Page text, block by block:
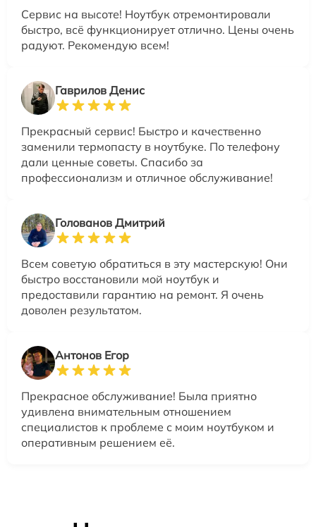
Сервис на высоте! Ноутбук отремонтировали
быстро, всё функционирует отлично. Цены очень
радуют. Рекомендую всем!
Гаврилов Денис
Прекрасный сервис! Быстро и качественно
заменили термопасту в ноутбуке. По телефону
дали ценные советы. Спасибо за
профессионализм и отличное обслуживание!
Голованов Дмитрий
Всем советую обратиться в эту мастерскую! Они
быстро восстановили мой ноутбук и
предоставили гарантию на ремонт. Я очень
доволен результатом.
Антонов Егор
Прекрасное обслуживание! Была приятно
удивлена внимательным отношением
специалистов к проблеме с моим ноутбуком и
оперативным решением её.